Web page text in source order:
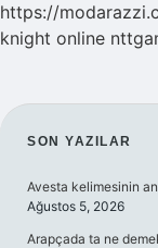
https://
knight online
SON YAZILAR
Avesta kelimesinin
Ağustos 5, 2026
Arapçada ta ne